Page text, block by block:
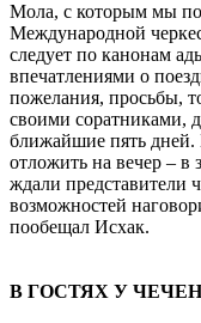
Мола, с которым мы
Международной
следует по канонам
впечатлениями о
пожелания, просьбы,
своими соратниками,
ближайшие пять дней.
отложить на вечер –
ждали представители
возможностей
пообещал Исхак.
В ГОСТЯХ У